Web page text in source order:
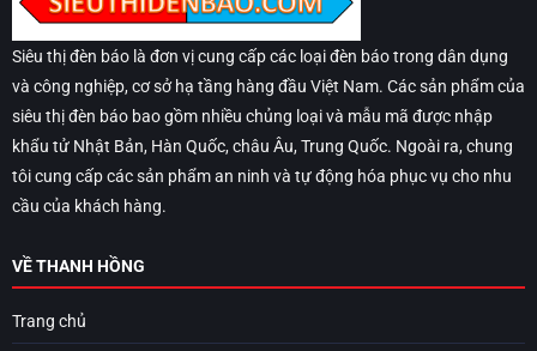
Siêu thị đèn báo là đơn vị cung cấp các loại đèn báo trong dân dụng
và công nghiệp, cơ sở hạ tầng hàng đầu Việt Nam. Các sản phẩm của
siêu thị đèn báo bao gồm nhiều chủng loại và mẫu mã được nhập
khẩu tử Nhật Bản, Hàn Quốc, châu Âu, Trung Quốc. Ngoài ra, chung
tôi cung cấp các sản phẩm an ninh và tự động hóa phục vụ cho nhu
cầu của khách hàng.
VỀ THANH HỒNG
Trang chủ